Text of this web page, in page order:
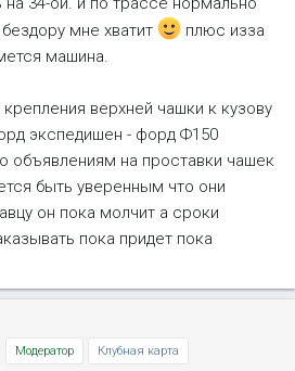
мне хватит
плюс изза
машина.
верхней чашки к кузову
экспедишен - форд Ф150
объявлениям на проставки чашек
быть уверенным что они
он пока молчит а сроки
пока придет пока
Модератор Клубная карта